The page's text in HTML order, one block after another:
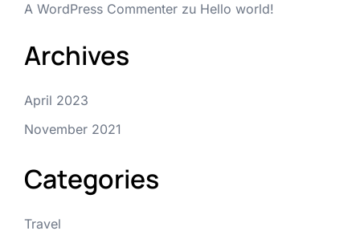
A WordPress Commenter zu Hello world!
Archives
April 2023
November 2021
Categories
Travel